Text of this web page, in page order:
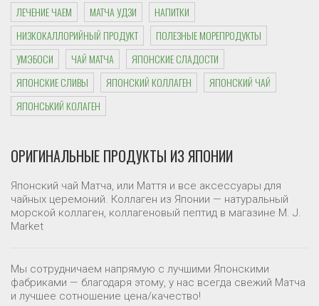
ЛЕЧЕНИЕ ЧАЕМ
МАТЧА УДЗИ
НАПИТКИ
НИЗКОКАЛЛОРИЙНЫЙ ПРОДУКТ
ПОЛЕЗНЫЕ МОРЕПРОДУКТЫ
УМЭБОСИ
ЧАЙ МАТЧА
ЯПОНСКИЕ СЛАДОСТИ
ЯПОНСКИЕ СЛИВЫ
ЯПОНСКИЙ КОЛЛАГЕН
ЯПОНСКИЙ ЧАЙ
ЯПОНСЬКИЙ КОЛАГЕН
ОРИГИНАЛЬНЫЕ ПРОДУКТЫ ИЗ ЯПОНИИ
Японский чай Матча, или Маття и все аксессуары для
чайных церемоний. Коллаген из Японии — натуральный
морской коллаген, коллагеновый пептид в магазине M. J.
Market
Мы сотрудничаем напрямую с лучшими Японскими
фабриками — благодаря этому, у нас всегда свежий Матча
и лучшее сотношение цена/качество!